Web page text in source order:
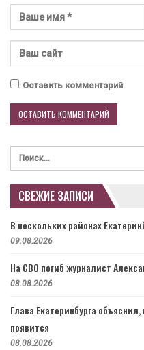
Оставить комментарий
СВЕЖИЕ ЗАПИСИ
В нескольких районах
09.08.2026
На СВО погиб журналист
08.08.2026
Глава Екатеринбурга
появится
08.08.2026